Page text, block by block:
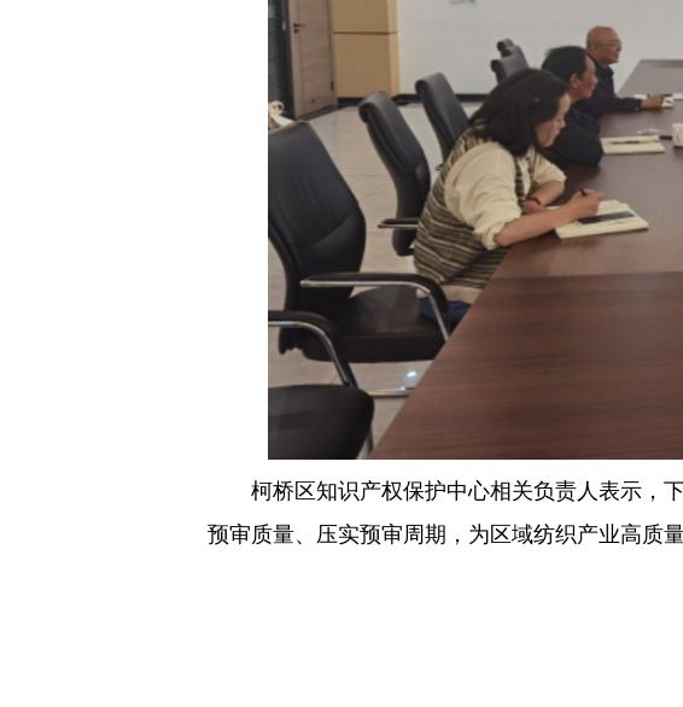
柯桥区知识产权保护中心相关负责人表示，下
预审质量、压实预审周期，为区域纺织产业高质